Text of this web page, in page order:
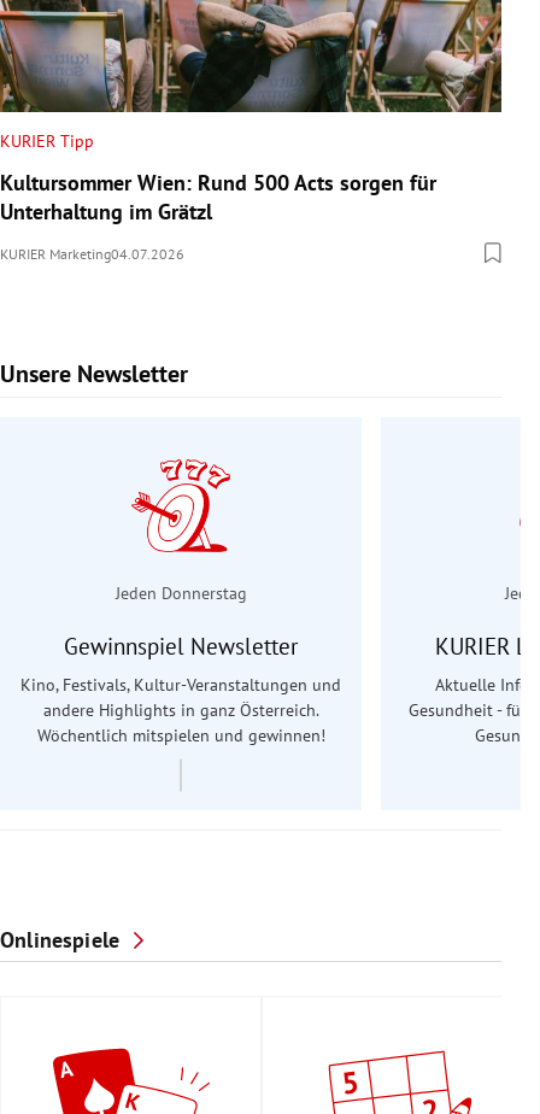
KURIER Tipp
Kultursommer Wien: Rund 500 Acts sorgen für
Unterhaltung im Grätzl
KURIER Marketing04.07.2026
Unsere Newsletter
Slide 1 von 6
Jeden Donnerstag
Gewinnspiel Newsletter
Kino, Festivals, Kultur-Veranstaltungen und
andere Highlights in ganz Österreich.
Wöchentlich mitspielen und gewinnen!
KURIER
Aktuelle
Gesundheit - für
Onlinespiele